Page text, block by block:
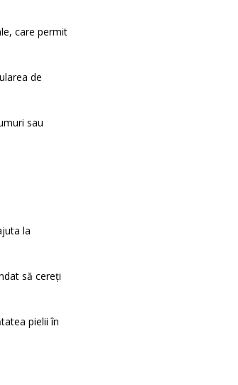
care permit
de
sau
la
să cereți
pielii în